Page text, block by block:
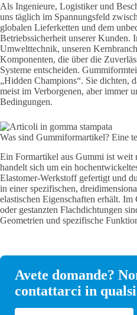
Als Ingenieure, Logistiker und
uns täglich im Spannungsfeld
globalen Lieferketten und dem
Betriebssicherheit unserer Kunden.
Umwelttechnik, unseren
Komponenten, die über die
Systeme entscheiden.
„Hidden Champions“. Sie dichten,
meist im Verborgenen, aber immer
Bedingungen.
Was sind Gummiformartikel? Eine
Ein Formartikel aus Gummi ist weit
handelt sich um ein
Elastomer-Werkstoff gefertigt und
in einer spezifischen,
elastischen Eigenschaften erhält.
oder gestanzten Flachdichtungen
Geometrien und spezifische
Avete domande?
contattarci in